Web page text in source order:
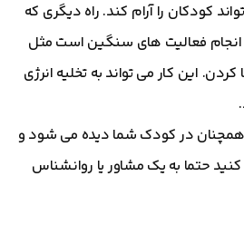
کودکان را آرام کند. راه دیگری که
انجام فعالیت های سنگین است مثل
این کار می تواند به تخلیه انرژی
همچنان در کودک شما دیده می شود و
کنید حتما به یک مشاور یا روانشناس